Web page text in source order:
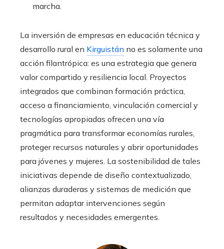
marcha.
La inversión de empresas en educación técnica y
desarrollo rural en Kirguistán no es solamente una
acción filantrópica: es una estrategia que genera
valor compartido y resiliencia local. Proyectos
integrados que combinan formación práctica,
acceso a financiamiento, vinculación comercial y
tecnologías apropiadas ofrecen una vía
pragmática para transformar economías rurales,
proteger recursos naturales y abrir oportunidades
para jóvenes y mujeres. La sostenibilidad de tales
iniciativas depende de diseño contextualizado,
alianzas duraderas y sistemas de medición que
permitan adaptar intervenciones según
resultados y necesidades emergentes.